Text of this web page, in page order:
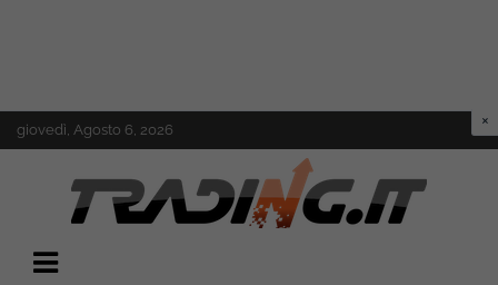
Skip
to
giovedì, Agosto 6, 2026
Trading.it